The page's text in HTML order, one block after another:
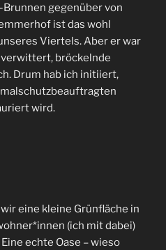
gegenüber von
ist das wohl
Viertels. Aber er war
bröckelnde
Drum hab ich initiiert,
wird.
eine kleine Grünfläche in
(ich mit dabei)
echte Oase – wieso